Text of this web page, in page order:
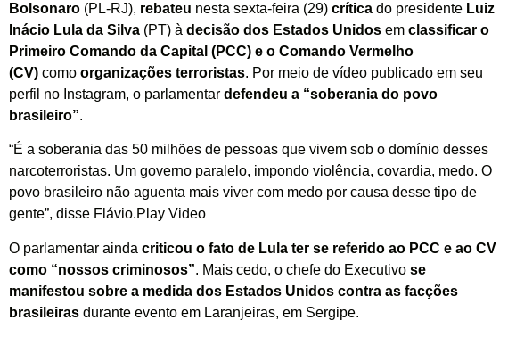
Bolsonaro (PL-RJ), rebateu nesta sexta-feira (29) crítica do presidente Luiz
Inácio Lula da Silva (PT) à decisão dos Estados Unidos em classificar o
Primeiro Comando da Capital (PCC) e o Comando Vermelho
(CV) como organizações terroristas. Por meio de vídeo publicado em seu
perfil no Instagram, o parlamentar defendeu a “soberania do povo
brasileiro”.
“É a soberania das 50 milhões de pessoas que vivem sob o domínio desses
narcoterroristas. Um governo paralelo, impondo violência, covardia, medo. O
povo brasileiro não aguenta mais viver com medo por causa desse tipo de
gente”, disse Flávio.Play Video
O parlamentar ainda criticou o fato de Lula ter se referido ao PCC e ao CV
como “nossos criminosos”. Mais cedo, o chefe do Executivo se
manifestou sobre a medida dos Estados Unidos contra as facções
brasileiras durante evento em Laranjeiras, em Sergipe.